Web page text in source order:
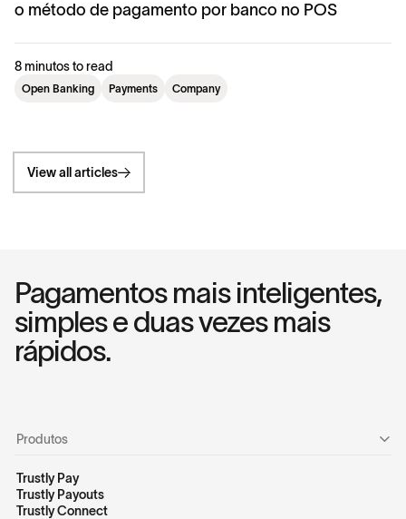
View all articles
o método de pagamento por banco no POS
8 minutos to read
Open Banking Payments Company
Pagamentos mais inteligentes,
simples e duas vezes mais
rápidos.
Produtos
Trustly Pay
Trustly Payouts
Trustly Connect